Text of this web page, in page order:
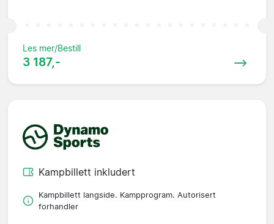
Les mer/Bestill
3 187,-
Kampbillett inkludert
Kampbillett langside. Kampprogram. Autorisert
forhandler